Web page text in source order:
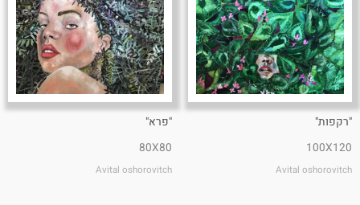
"רקפות"
100X120
Avital oshorovitch
"פרא"
80X80
Avital oshorovitch